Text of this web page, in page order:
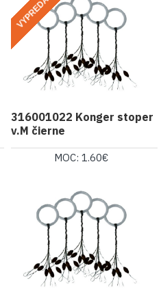
316001022 Konger stoper
v.M čierne
MOC: 1.60€